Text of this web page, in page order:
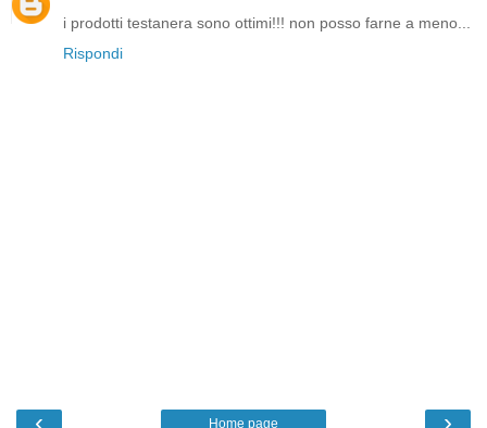
i prodotti testanera sono ottimi!!! non posso farne a meno...
Rispondi
‹ ›
Home page